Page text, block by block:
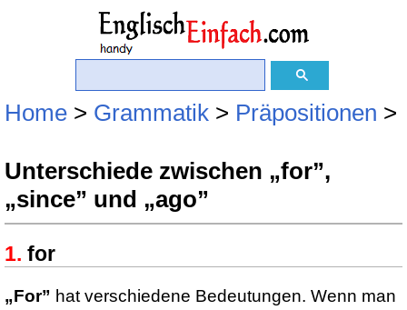
Home > Grammatik > Präpositionen >
Unterschiede zwischen „for”,
„since” und „ago”
for
„For” hat verschiedene Bedeutungen. Wenn man